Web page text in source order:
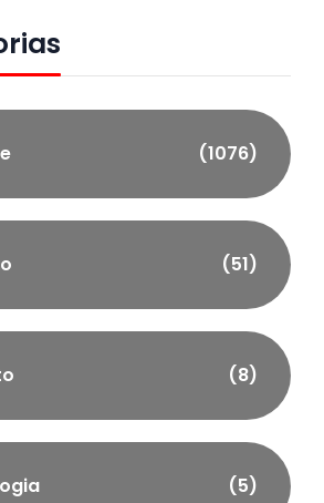
(1076)
(51)
(8)
(5)